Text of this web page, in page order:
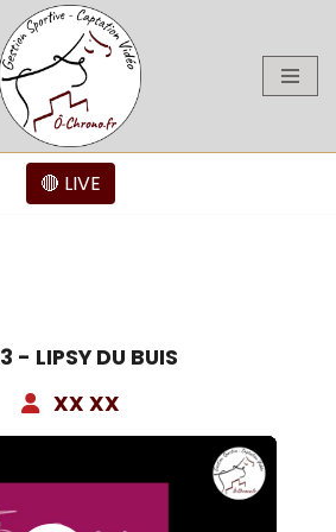
🔴 LIVE
3 - LIPSY DU BUIS
XX XX